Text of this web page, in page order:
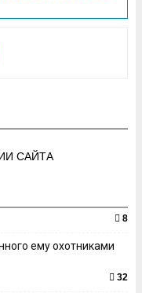
САЙТА
8
ему охотниками
32